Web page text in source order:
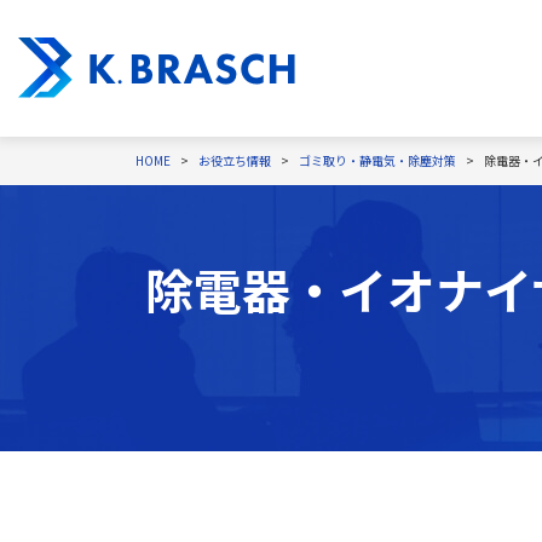
HOME お役立ち情報 ゴミ取り・静電気・除塵対策 除電器・
除電器・イオナ